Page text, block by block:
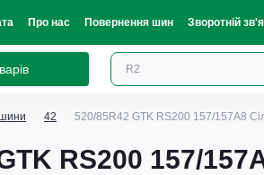
Про нас Повернення шин Зворотній
шини 42 520/85R42 GTK RS200 157/157A8
RS200 157/